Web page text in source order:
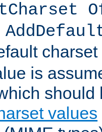
is
values